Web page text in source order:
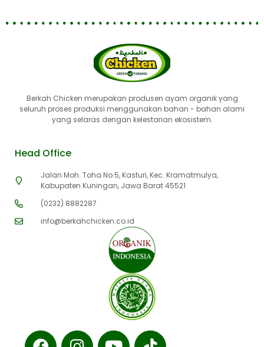
Berkah Chicken merupakan produsen ayam organik yang
seluruh proses produksi menggunakan bahan - bahan alami
yang selaras dengan kelestarian ekosistem.
Head Office
Jalan Moh. Toha No.5, Kasturi, Kec. Kramatmulya,
Kabupaten Kuningan, Jawa Barat 45521
(0232) 8882287
info@berkahchicken.co.id